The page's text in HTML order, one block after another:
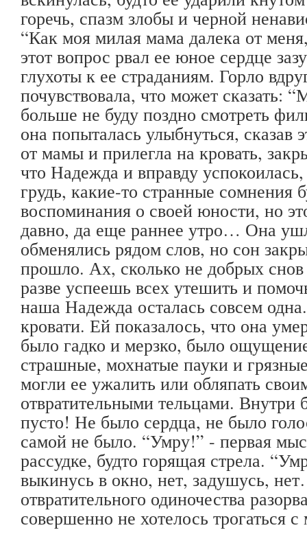
горечь, спазм злобы и черной
“Как моя милая мама далека от
этот вопрос рвал ее юное сердце
глухоты к ее страданиям. Горло
почувствовала, что может сказать:
больше не буду поздно смотреть
она попыталась улыбнуться, сказав
от мамы и прилегла на кровать,
что Надежда и вправду
грудь, какие-то странные сомнения
воспоминания о своей юности, но
давно, да еще раннее утро… Она
обменялись рядом слов, но сон
прошло. Ах, сколько не добрых
разве успеешь всех утешить и
наша Надежда осталась совсем
кровати. Ей показалось, что она
было гадко и мерзко, было
страшные, мохнатые пауки и
могли ее ужалить или обляпать
отвратительными тельцами. Внутри
пусто! Не было сердца, не было
самой не было. “Умру!” - первая
рассудке, будто горящая стрела.
выкинусь в окно, нет, задушусь,
отвратительного одиночества
совершенно не хотелось трогаться